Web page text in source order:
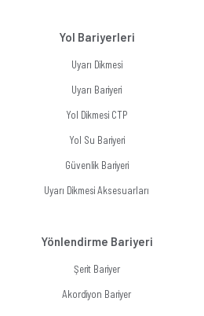
Yol Bariyerleri
Uyarı Dikmesi
Uyarı Bariyeri
Yol Dikmesi CTP
Yol Su Bariyeri
Güvenlik Bariyeri
Uyarı Dikmesi Aksesuarları
Yönlendirme Bariyeri
Şerit Bariyer
Akordiyon Bariyer